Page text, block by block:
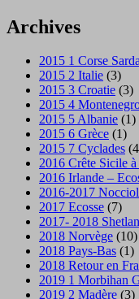
Archives
2015 1 Corse
2015 2 Italie (3)
2015 3 Croatie (3)
2015 4
2015 5 Albanie (1)
2015 6 Grèce (1)
2015 7 Cyclades
2016 Crête Sicile
2016 Irlande –
2016-2017
2017 Ecosse (7)
2017- 2018
2018 Norvège (10)
2018 Pays-Bas (1)
2018 Retour en
2019 1 Morbihan
2019 2 Madère (3)